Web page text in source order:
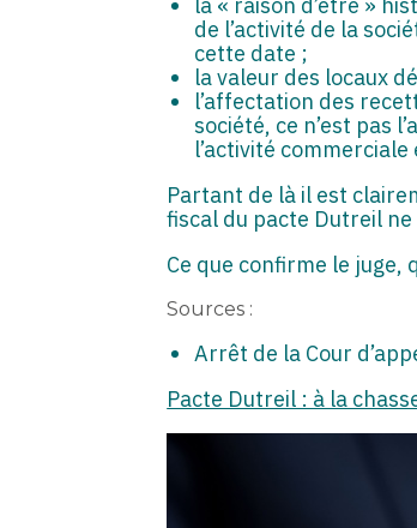
de l’activité de la
cette date ;
la valeur des locaux
l’affectation des
société, ce n’est pas
l’activité
Partant de là il est
fiscal du pacte Dutreil
Ce que confirme le juge,
Sources :
Arrêt de la Cour
Pacte Dutreil : à la